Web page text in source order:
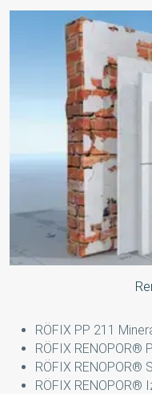
RÖFIX PP 211
RÖFIX RENOPOR®
RÖFIX RENOPOR®
RÖFIX RENOPOR®